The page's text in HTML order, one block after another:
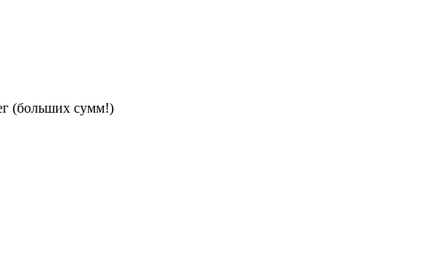
(больших сумм!)